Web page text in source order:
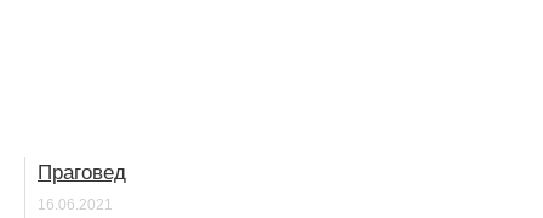
Праговед
16.06.2021